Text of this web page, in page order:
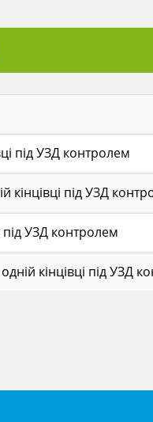
під УЗД контролем
кінцівці під УЗД
під УЗД контролем
кінцівці під УЗД